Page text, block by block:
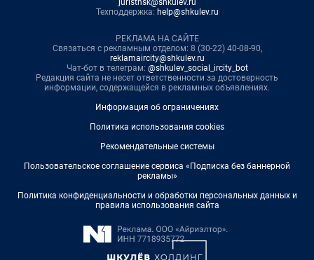
juristnsk@shkulev.ru
Техподдержка: help@shkulev.ru
РЕКЛАМА НА САЙТЕ
Связаться с рекламным отделом: 8 (30-22) 40-08-90,
reklamaircity@shkulev.ru
Чат-бот в телеграм: @shkulev_social_ircity_bot
Редакция сайта не несет ответственности за достоверность
информации, содержащейся в рекламных объявлениях.
Информация об ограничениях
Политика использования cookies
Рекомендательные системы
Пользовательское соглашение сервиса «Подписка без баннерной
рекламы»
Политика конфиденциальности и обработки персональных данных и
правила использования сайта